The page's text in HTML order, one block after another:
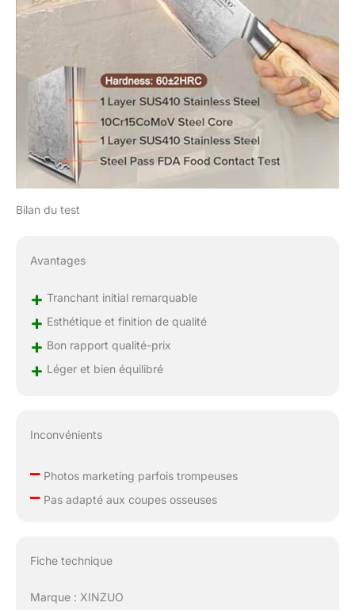
a été rigoureusement
testé pour assurer
l'équilibre de poids
entre le manche et la
lame,de manière à
obtenir la parfaite
coordination du
contrôle et de la
durabilité. La
conception en arc du
XINZUO】Avec une
belle boîte cadeau, il
cadeaux de vacances
ainsi que pour les
débutants.
Bilan du test
Avantages
+ Tranchant initial remarquable
+ Esthétique et finition de qualité
+ Bon rapport qualité-prix
+ Léger et bien équilibré
Inconvénients
–Photos marketing parfois trompeuses
–Pas adapté aux coupes osseuses
Fiche technique
Marque : XINZUO